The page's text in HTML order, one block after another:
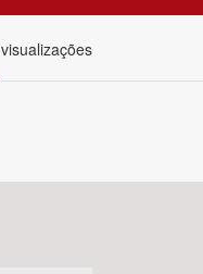
visualizações